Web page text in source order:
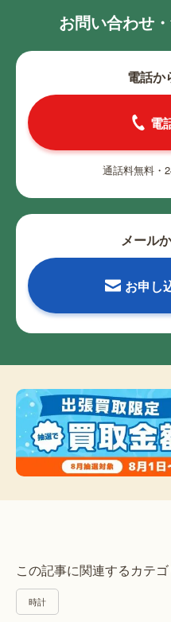
お問い合わせ
電話か
電
通話料無料・
メール
お申し
この記事に関連するカテ
時計